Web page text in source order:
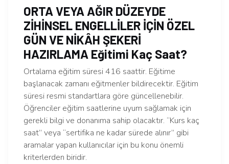
ORTA VEYA AĞIR DÜZEYDE
ZİHİNSEL ENGELLİLER İÇİN ÖZEL
GÜN VE NİKÂH ŞEKERİ
HAZIRLAMA Eğitimi Kaç Saat?
Ortalama eğitim süresi 416 saattir. Eğitime
başlanacak zamanı eğitmenler bildirecektir. Eğitim
süresi resmi standartlara göre güncellenebilir.
Öğrenciler eğitim saatlerine uyum sağlamak için
gerekli bilgi ve donanıma sahip olacaktır. “Kurs kaç
saat” veya “sertifika ne kadar sürede alınır” gibi
aramalar yapan kullanıcılar için bu konu önemli
kriterlerden biridir.